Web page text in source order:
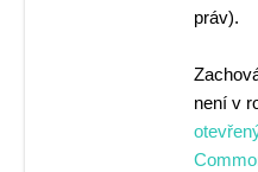
práv).
není v